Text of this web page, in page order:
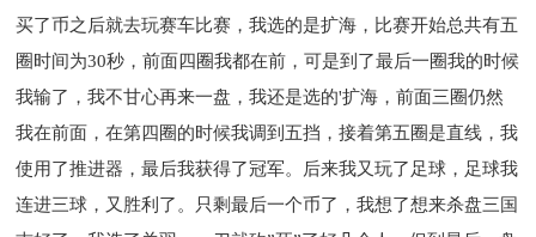
买了币之后就去玩赛车比赛，我选的是扩海，比赛开始总共有五
圈时间为30秒，前面四圈我都在前，可是到了最后一圈我的时候
我输了，我不甘心再来一盘，我还是选的'扩海，前面三圈仍然
我在前面，在第四圈的时候我调到五挡，接着第五圈是直线，我
使用了推进器，最后我获得了冠军。后来我又玩了足球，足球我
连进三球，又胜利了。只剩最后一个币了，我想了想来杀盘三国